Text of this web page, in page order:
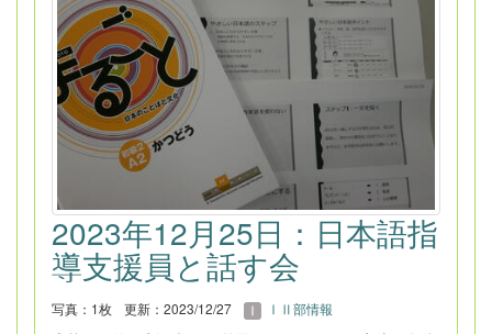
2023年12月25日：日本語指
導支援員と話す会
写真：1枚 更新：2023/12/27 ⅠⅡ部情報